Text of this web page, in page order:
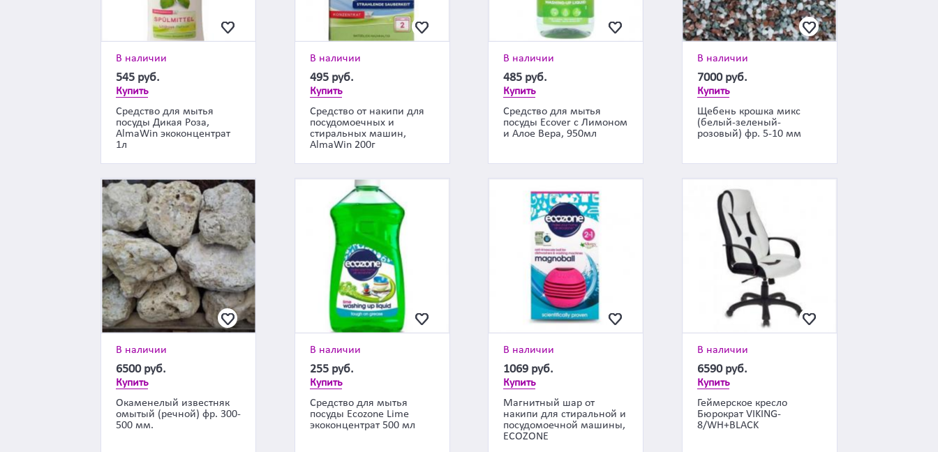
В наличии
545 руб.
Купить
Средство для мытья
посуды Дикая Роза,
AlmaWin экоконцентрат
1л
В наличии
495 руб.
Купить
Средство от накипи для
посудомоечных и
стиральных машин,
AlmaWin 200г
В наличии
485 руб.
Купить
Средство для мытья
посуды Ecover с Лимоном
и Алое Вера, 950мл
В наличии
7000 руб.
Купить
Щебень крошка микс
(белый-зеленый-
розовый) фр. 5-10 мм
В наличии
6500 руб.
Купить
Окаменелый известняк
омытый (речной) фр. 300-
500 мм.
В наличии
255 руб.
Купить
Средство для мытья
посуды Ecozone Lime
экоконцентрат 500 мл
В наличии
1069 руб.
Купить
Магнитный шар от
накипи для стиральной и
посудомоечной машины,
ECOZONE
В наличии
6590 руб.
Купить
Геймерское кресло
Бюрократ VIKING-
8/WH+BLACK